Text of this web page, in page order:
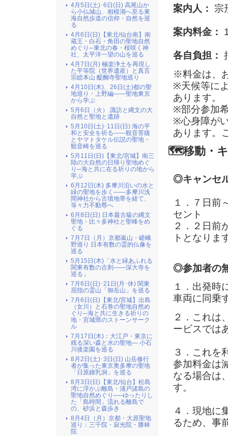
案内人： 宗
案内料金：
各自負担：
※料金は、
※天候等に
あります。
※部分参加
※心身障が
あります。
🗺️移動・キ
◎キャンセ
１．７日前
セント
２．２日前
トとなりま
◎参加者の
１．出発時
車両に同乗
２．これは
ービスでは
３．これを
参加料金は
なる場合は
す。
４．現地に
るため、事
4月5日(土)･6日(日) 高尾山か
ら小仏城山、相模湖へ至る東
海自然歩道の信仰・自然を巡
る
4月6日(日)【東北/仙台南】南
蔵王・白石・角田の聖地自然
めぐり─東北の春・桜咲く神
社、太平洋一望の山を巡る
4月7日(月) 極楽浄土を再現し
た平等院（世界遺産）と真言
宗総本山 醍醐寺聖地巡り
4月10日(木)、26日(土)都の聖
地巡り・上野編――聖地東京
から学ぶ
5月6日（火） 諏訪と縄文の大
自然と聖地と遺跡
5月10日(土)･11日(日) 海の平
和と安全を祈る――観音菩薩
とヤマトタケル伝説の聖地・
観音崎を巡る
5月11日(日)【東北/宮城】南三
陸の大自然の日帰り聖地めぐ
り─海と共に在る祈りの地から
学ぶ
6月12日(木) 多摩川沿いの水と
緑の聖地を歩く――多摩川浅
間神社から古墳地帯を経て、
等々力不動尊へ
6月8日(日) 日本最古級の縄文
聖地・比々多神社と聖峰をめ
ぐる
7月7日（月）京都嵐山・嵯峨
野巡り 日本有数の霊的仏像を
巡る
5月15日(木)「水と緑あふれる
関東有数の古刹――深大寺を
巡る」
7月6日(日)･21日(月･休) 関東
屈指の霊山「御岳山」を巡る
7月6日(日)【東北/宮城】出島
（女川）と石巻の聖地自然め
ぐり─海と共に生きる祈りの
地・宮城県のストーンサーク
ル
7月17日(木)：大江戸・東京に
残る深い森と水の聖地― 小石
川後楽園を巡る
8月2日(土)･3日(日) 山岳修行
者が集った東京奥多摩の聖地
「日原鍾乳洞」を巡る
8月3日(日)【東北/仙台】松島
湾に浮かぶ離島・浦戸諸島の
聖地自然めぐり──ゆったりし
た「島時間」流れる離島で
の、砂浜と森歩き
8月4日（月）京都・大原聖地
巡り：三千院・寂光院・勝林
院